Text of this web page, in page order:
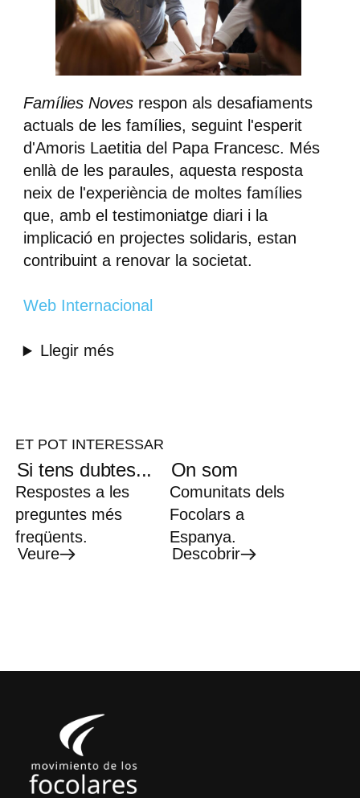
Famílies Novesrespon als desafiaments
actuals de les famílies, seguint l'esperit
d'Amoris Laetitia del Papa Francesc. Més
enllà de les paraules, aquesta resposta
neix de l'experiència de moltes famílies
que, amb el testimoniatge diari i la
implicació en projectes solidaris, estan
contribuint a renovar la societat.
Web Internacional
Llegir més
ET POT INTERESSAR
On som
Comunitats dels
Focolars a
Espanya.
Descobrir
Si tens dubtes...
Respostes a les
preguntes més
freqüents.
Veure